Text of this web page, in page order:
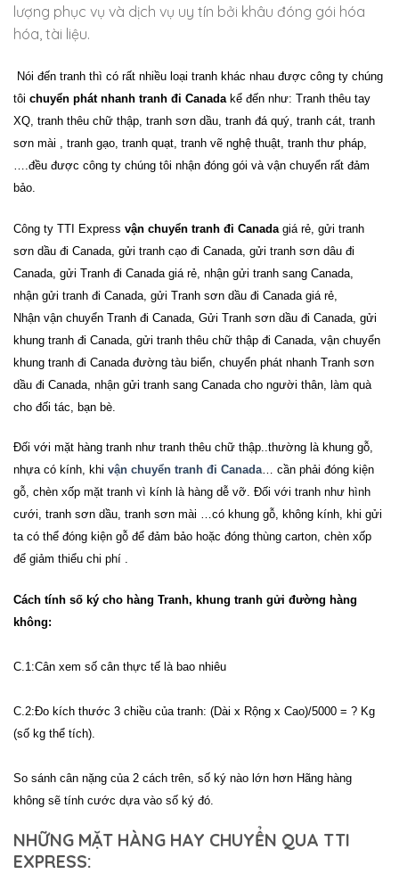
lượng phục vụ và dịch vụ uy tín bởi khâu đóng gói hóa
hóa, tài liệu.
Nói đến tranh thì có rất nhiều loại tranh khác nhau được công ty chúng
tôi chuyển phát nhanh tranh đi Canada kể đến như: Tranh thêu tay
XQ, tranh thêu chữ thập, tranh sơn dầu, tranh đá quý, tranh cát, tranh
sơn mài , tranh gạo, tranh quạt, tranh vẽ nghệ thuật, tranh thư pháp,
….đều được công ty chúng tôi nhận đóng gói và vận chuyển rất đảm
bảo.
Công ty TTI Express vận chuyển tranh đi Canada giá rẻ , gửi tranh
sơn dầu đi Canada , gửi tranh cạo đi Canada , gửi tranh sơn dâu đi
Canada , gửi Tranh đi Canada giá rẻ, nhận gửi tranh sang Canada
nhận gửi tranh đi Canada , gửi Tranh sơn dầu đi Canada giá rẻ,
Nhận vận chuyển Tranh đi Canada , Gửi Tranh sơn dầu đi Canada , gửi
khung tranh đi Canada , gửi tranh thêu chữ thập đi Canada , vận chuyển
khung tranh đi Canada đường tàu biển, chuyển phát nhanh Tranh sơn
dầu đi Canada , nhận gửi tranh sang Canada cho người thân, làm quà
cho đối tác, bạn bè.
Đối với mặt hàng tranh như tranh thêu chữ thập..thường là khung gỗ,
nhựa có kính, khi vận chuyển tranh đi Canada… cần phải đóng kiện
gỗ, chèn xốp mặt tranh vì kính là hàng dễ vỡ. Đối với tranh như hình
cưới, tranh sơn dầu, tranh sơn mài …có khung gỗ, không kính, khi gửi
ta có thể đóng kiện gỗ để đảm bảo hoặc đóng thùng carton, chèn xốp
để giảm thiểu chi phí .
Cách tính số ký cho hàng Tranh, khung tranh gửi đường hàng
không:
C.1:Cân xem số cân thực tế là bao nhiêu
C.2:Đo kích thước 3 chiều của tranh: (Dài x Rộng x Cao)/5000 = ? Kg
(số kg thể tích).
So sánh cân nặng của 2 cách trên, số ký nào lớn hơn Hãng hàng
không sẽ tính cước dựa vào số ký đó.
NHỮNG MẶT HÀNG HAY CHUYỂN QUA TTI
EXPRESS: